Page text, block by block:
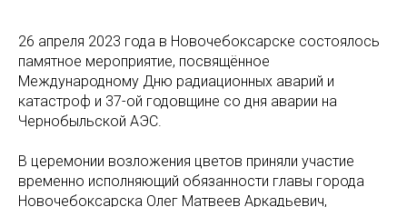
26 апреля 2023 года в Новочебоксарске состоялось
памятное мероприятие, посвящённое
Международному Дню радиационных аварий и
катастроф и 37-ой годовщине со дня аварии на
Чернобыльской АЭС.
В церемонии возложения цветов приняли участие
временно исполняющий обязанности главы города
Новочебоксарска Олег Матвеев Аркадьевич,